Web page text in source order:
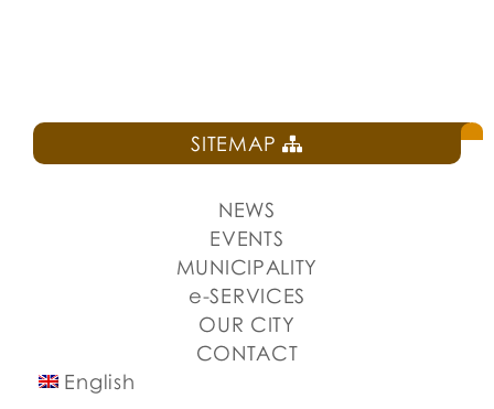
SITEMAP
NEWS
EVENTS
MUNICIPALITY
e-SERVICES
OUR CITY
CONTACT
English